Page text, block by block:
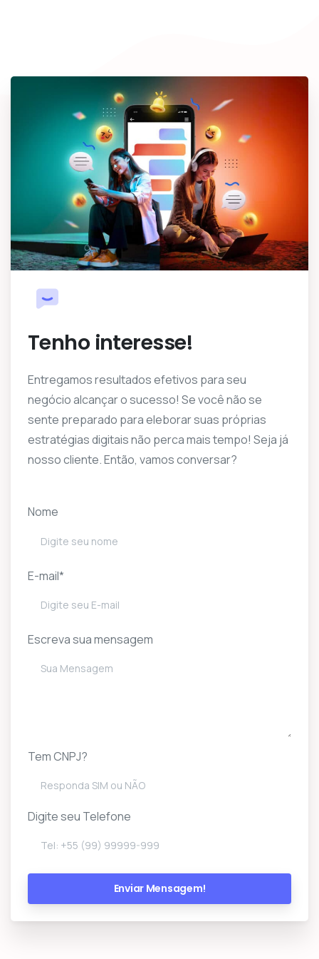
Tenho interesse!
Entregamos resultados efetivos para seu
negócio alcançar o sucesso! Se você não se
sente preparado para eleborar suas próprias
estratégias digitais não perca mais tempo! Seja já
nosso cliente. Então, vamos conversar?
Nome
E-mail*
Escreva sua mensagem
Tem CNPJ?
Digite seu Telefone